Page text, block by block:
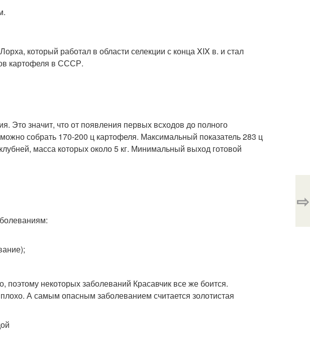
который работал в области селекции с конца XIX в. и стал
картофеля в СССР.
Это значит, что от появления первых всходов до полного
собрать 170-200 ц картофеля. Максимальный показатель 283 ц
масса которых около 5 кг. Минимальный выход готовой
некоторых заболеваний Красавчик все же боится.
А самым опасным заболеванием считается золотистая
⇨